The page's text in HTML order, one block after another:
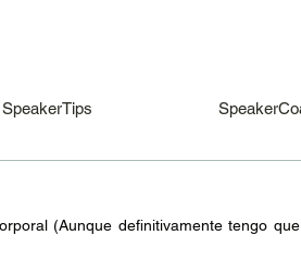
SpeakerTips
(Aunque definitivamente tengo que